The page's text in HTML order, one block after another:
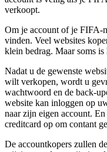
verkoopt.
Om je account of je FIFA-
vinden. Veel websites
klein bedrag. Maar soms is
Nadat u de gewenste
wilt verkopen, wordt u
wachtwoord en de back-
website kan inloggen op
naar zijn eigen account.
creditcard op om contant
De accountkopers zullen